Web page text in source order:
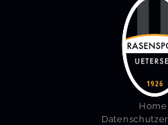
Home